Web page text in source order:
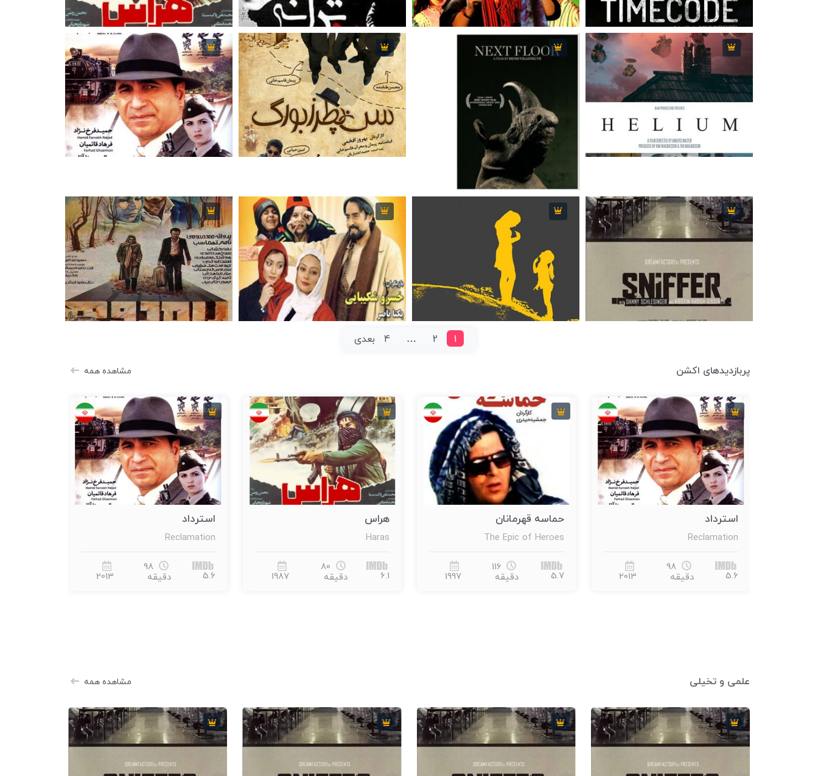
7.1 15 دقیقه 2016
6.3 77 دقیقه 1990
5.9 94 دقیقه 1987
23 دقیقه
7.5 12 دقیقه
6.4 120 دقیقه 2010
5.6 98 دقیقه 2013
6.8 10 دقیقه 2006
7.7 20 دقیقه 6 84 دقیقه 2007
7.3 92 دقیقه 1984
1
2
…
4 بعدی
پربازدیدهای اکشن مشاهده همه
حماسه قهرمانان
The Epic of Heroes
5.7
116
دقیقه
1997
هراس
Haras
6.1
80
دقیقه
1987
استرداد
Reclamation
5.6
98
دقیقه
2013
حماسه قهرمانان
The Epic of Heroes
5.7
116
دقیقه
1997
علمی و تخیلی مشاهده همه